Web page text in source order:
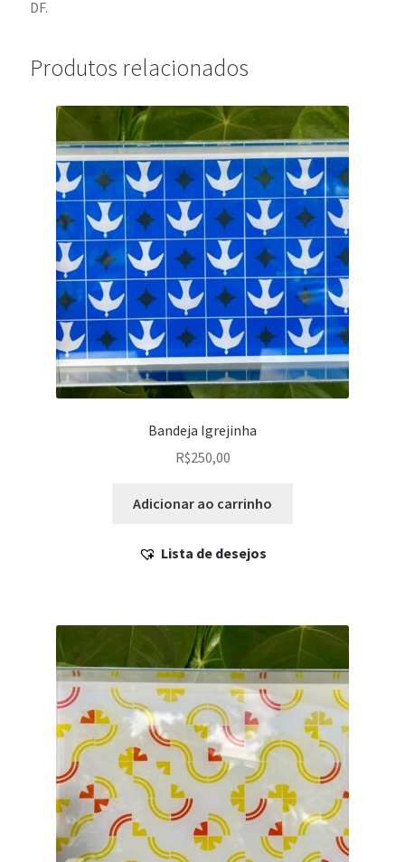
DF.
Produtos relacionados
Bandeja Igrejinha
R$250,00
Adicionar ao carrinho
Lista de desejos